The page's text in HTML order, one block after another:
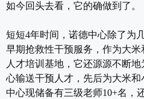
如今回头去看，它的确做到了。
短短4年时间，诺德中心除了为
早期抢救性干预服务，作为大
人才培训基地，它还源源不断
心输送干预人才，先后为大米
中心现储备有三级老师10+名，